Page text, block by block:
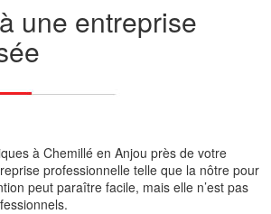
une entreprise
à Chemillé en Anjou près de votre
professionnelle telle que la nôtre pour
peut paraître facile, mais elle n’est pas